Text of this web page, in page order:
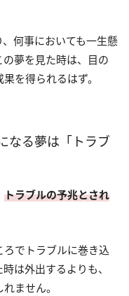
何事においても一生懸
夢を見た時は、目の
を得られるはず。
なる夢は「トラブ
トラブルの予兆とされ
でトラブルに巻き込
は外出するよりも、
ません。